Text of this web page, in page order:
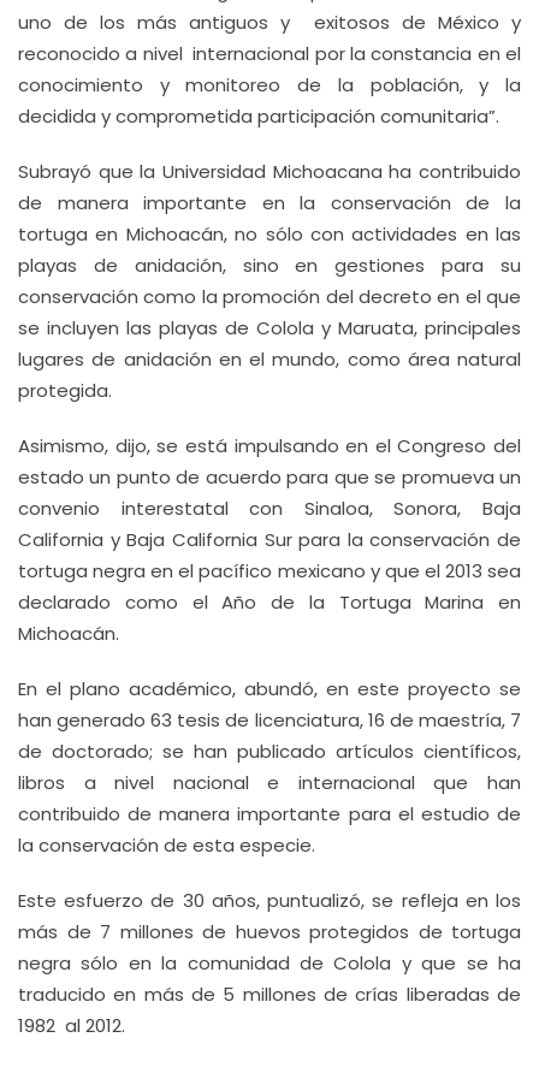
uno de los más antiguos y exitosos de México y
reconocido a nivel internacional por la constancia en el
conocimiento y monitoreo de la población, y la
decidida y comprometida participación comunitaria”.
Subrayó que la Universidad Michoacana ha contribuido
de manera importante en la conservación de la
tortuga en Michoacán, no sólo con actividades en las
playas de anidación, sino en gestiones para su
conservación como la promoción del decreto en el que
se incluyen las playas de Colola y Maruata, principales
lugares de anidación en el mundo, como área natural
protegida.
Asimismo, dijo, se está impulsando en el Congreso del
estado un punto de acuerdo para que se promueva un
convenio interestatal con Sinaloa, Sonora, Baja
California y Baja California Sur para la conservación de
tortuga negra en el pacífico mexicano y que el 2013 sea
declarado como el Año de la Tortuga Marina en
Michoacán.
En el plano académico, abundó, en este proyecto se
han generado 63 tesis de licenciatura, 16 de maestría, 7
de doctorado; se han publicado artículos científicos,
libros a nivel nacional e internacional que han
contribuido de manera importante para el estudio de
la conservación de esta especie.
Este esfuerzo de 30 años, puntualizó, se refleja en los
más de 7 millones de huevos protegidos de tortuga
negra sólo en la comunidad de Colola y que se ha
traducido en más de 5 millones de crías liberadas de
1982 al 2012.